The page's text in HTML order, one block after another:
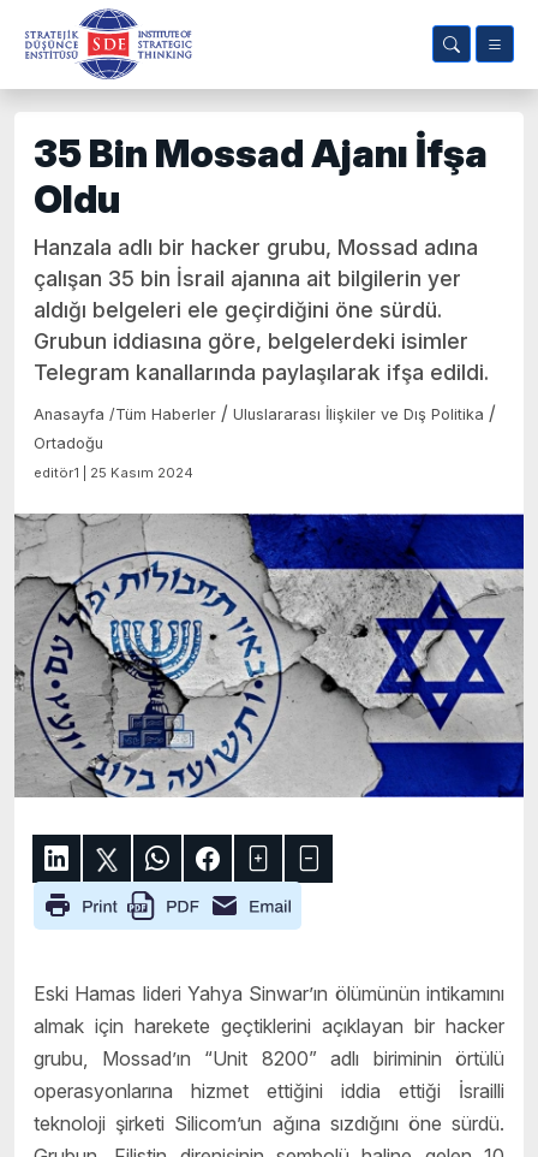
35 Bin Mossad Ajanı İfşa
Oldu
Hanzala adlı bir hacker grubu, Mossad adına
çalışan 35 bin İsrail ajanına ait bilgilerin yer
aldığı belgeleri ele geçirdiğini öne sürdü.
Grubun iddiasına göre, belgelerdeki isimler
Telegram kanallarında paylaşılarak ifşa edildi.
Anasayfa /Tüm Haberler / Uluslararası İlişkiler ve Dış Politika /
Ortadoğu
editör1 | 25 Kasım 2024
Eski Hamas lideri Yahya Sinwar’ın ölümünün intikamını
almak için harekete geçtiklerini açıklayan bir hacker
grubu, Mossad’ın “Unit 8200” adlı biriminin örtülü
operasyonlarına hizmet ettiğini iddia ettiği İsrailli
teknoloji şirketi Silicom’un ağına sızdığını öne sürdü.